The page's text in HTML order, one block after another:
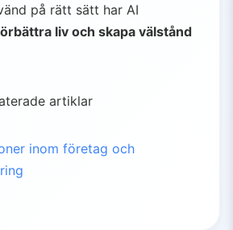
på rätt sätt har AI
liv och skapa välstånd
artiklar
inom företag och